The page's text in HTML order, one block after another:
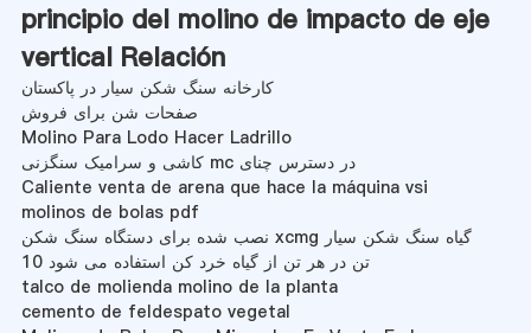
principio del molino de impacto de eje
vertical Relación
کارخانه سنگ شکن سیار در پاکستان
صفحات شن برای فروش
Molino Para Lodo Hacer Ladrillo
کاشی و سرامیک سنگزنی mc در دسترس چنای
Caliente venta de arena que hace la máquina vsi
molinos de bolas pdf
نصب شده برای دستگاه سنگ شکن xcmg گیاه سنگ شکن سیار
10 تن در هر تن از گیاه خرد کن استفاده می شود
talco de molienda molino de la planta
cemento de feldespato vegetal